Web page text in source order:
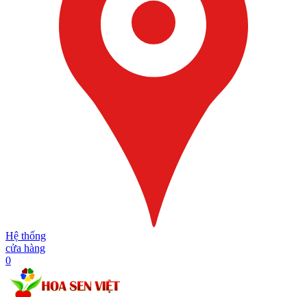
Hệ thống
cửa hàng
0